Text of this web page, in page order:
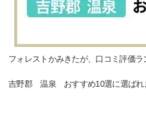
フォレストかみきたが、口コミ評価ラ
吉野郡 温泉 おすすめ10選に選ばれ